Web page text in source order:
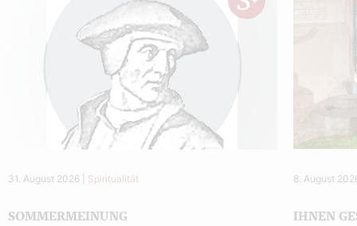
31. August 2026 Spiritualität
SOMMERMEINUNG
8. August
IHNEN